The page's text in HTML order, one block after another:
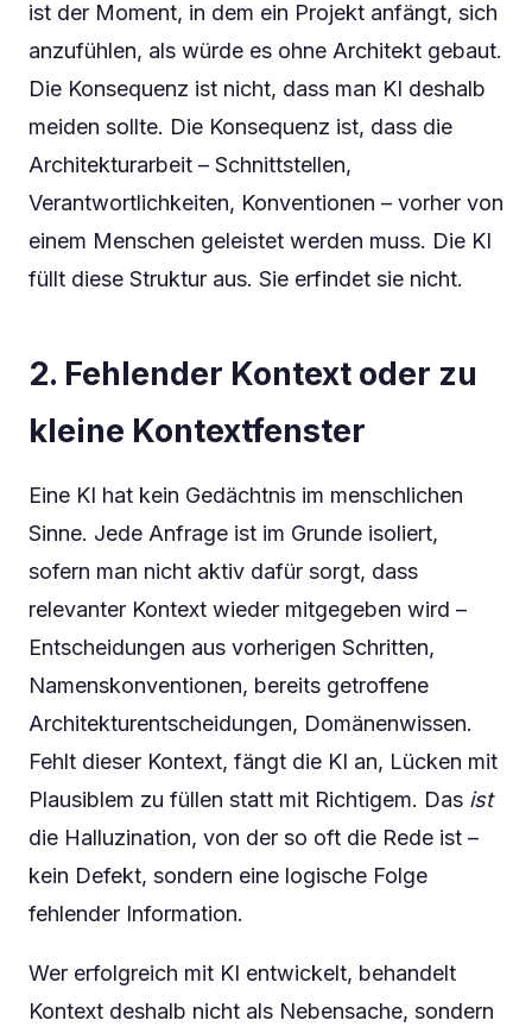
ist der Moment, in dem ein Projekt anfängt, sich
anzufühlen, als würde es ohne Architekt gebaut.
Die Konsequenz ist nicht, dass man KI deshalb
meiden sollte. Die Konsequenz ist, dass die
Architekturarbeit – Schnittstellen,
Verantwortlichkeiten, Konventionen – vorher von
einem Menschen geleistet werden muss. Die KI
füllt diese Struktur aus. Sie erfindet sie nicht.
2. Fehlender Kontext oder zu
kleine Kontextfenster
Eine KI hat kein Gedächtnis im menschlichen
Sinne. Jede Anfrage ist im Grunde isoliert,
sofern man nicht aktiv dafür sorgt, dass
relevanter Kontext wieder mitgegeben wird –
Entscheidungen aus vorherigen Schritten,
Namenskonventionen, bereits getroffene
Architekturentscheidungen, Domänenwissen.
Fehlt dieser Kontext, fängt die KI an, Lücken mit
Plausiblem zu füllen statt mit Richtigem. Das ist
die Halluzination, von der so oft die Rede ist –
kein Defekt, sondern eine logische Folge
fehlender Information.
Wer erfolgreich mit KI entwickelt, behandelt
Kontext deshalb nicht als Nebensache, sondern